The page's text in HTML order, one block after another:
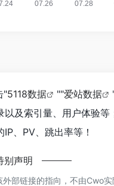
"5118数据 ""爱站数据
及索引量、用户体验
、PV、跳出率等！
别声明
部链接的指向，不由